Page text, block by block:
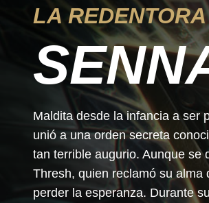
LA REDENTORA
Maldita desde la infancia a ser
unió a una orden secreta
tan terrible augurio. Aunque se
Thresh, quien reclamó su
perder la esperanza. Durante